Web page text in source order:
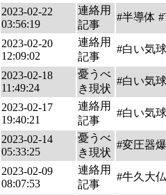
2023-02-22
03:56:19
連絡用
記事
#半導体
2023-02-20
12:09:02
連絡用
記事
#白い気球
2023-02-18
11:49:24
憂うべ
き現状
#白い気球
2023-02-17
19:40:21
連絡用
記事
#白い気球
2023-02-14
05:33:25
憂うべ
き現状
#変圧器
2023-02-09
08:07:53
連絡用
記事
#牛久大仏